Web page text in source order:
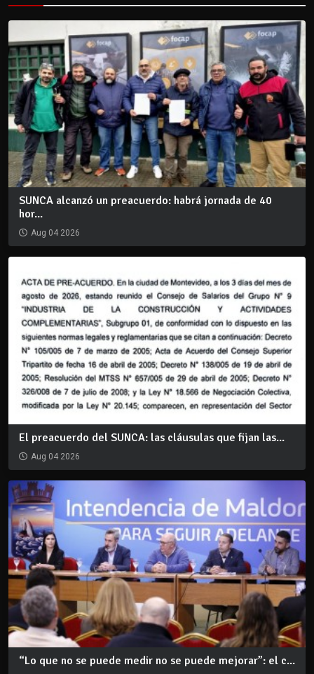
SUNCA alcanzó un preacuerdo: habrá jornada de 40
hor...
Aug 04 2026
El preacuerdo del SUNCA: las cláusulas que fijan las...
Aug 04 2026
“Lo que no se puede medir no se puede mejorar”: el c...